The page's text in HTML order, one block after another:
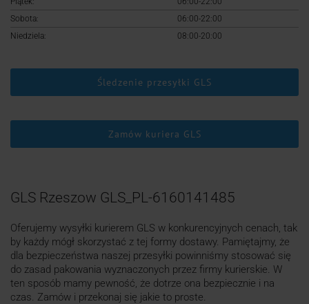
Sobota:
06:00-22:00
Niedziela:
08:00-20:00
Śledzenie przesyłki GLS
Zamów kuriera GLS
GLS Rzeszow GLS_PL-6160141485
Oferujemy wysyłki kurierem GLS w konkurencyjnych cenach, tak
by każdy mógł skorzystać z tej formy dostawy. Pamiętajmy, że
dla bezpieczeństwa naszej przesyłki powinniśmy stosować się
do zasad pakowania wyznaczonych przez firmy kurierskie. W
ten sposób mamy pewność, że dotrze ona bezpiecznie i na
czas. Zamów i przekonaj się jakie to proste.